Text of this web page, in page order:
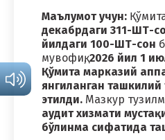
Маълумот учун:
декабрдаги 311-ШТ-
йилдаги 100-ШТ-сон
мувофиқ,2026 йил 1
Қўмита марказий
янгиланган
этилди. Мазкур
аудит хизмати
бўлинма сифатида